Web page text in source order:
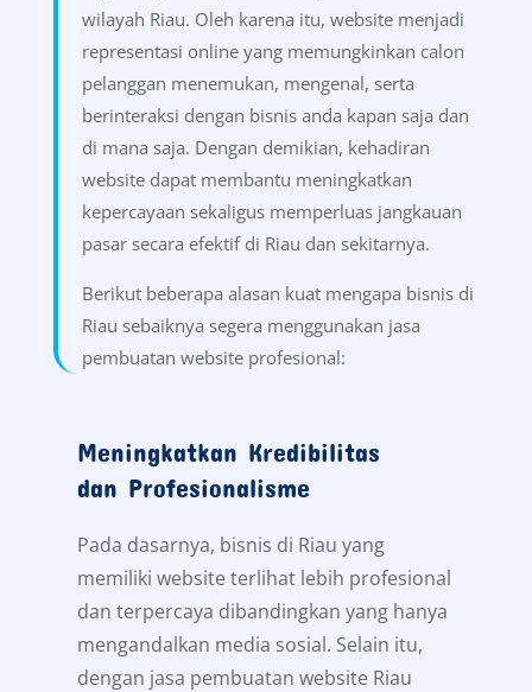
wilayah Riau. Oleh karena itu, website menjadi
representasi online yang memungkinkan calon
pelanggan menemukan, mengenal, serta
berinteraksi dengan bisnis anda kapan saja dan
di mana saja. Dengan demikian, kehadiran
website dapat membantu meningkatkan
kepercayaan sekaligus memperluas jangkauan
pasar secara efektif di Riau dan sekitarnya.
Berikut beberapa alasan kuat mengapa bisnis di
Riau sebaiknya segera menggunakan jasa
pembuatan website profesional:
Meningkatkan Kredibilitas
dan Profesionalisme
Pada dasarnya, bisnis di Riau yang
memiliki website terlihat lebih profesional
dan terpercaya dibandingkan yang hanya
mengandalkan media sosial. Selain itu,
dengan jasa pembuatan website Riau